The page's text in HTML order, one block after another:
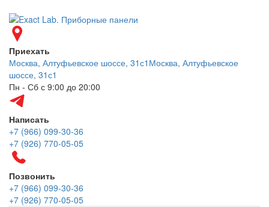
Приехать
Москва, Алтуфьевское шоссе, 31с1 Москва, Алтуфьевское
шоссе, 31с1
Пн - Сб с 9:00 до 20:00
Написать
+7 (966) 099-30-36
+7 (926) 770-05-05
Позвонить
+7 (966) 099-30-36
+7 (926) 770-05-05